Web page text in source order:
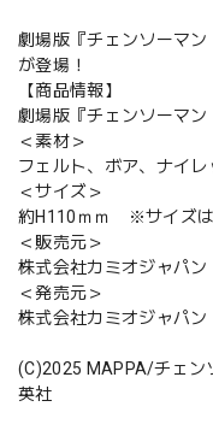
劇場版『チェンソーマ
が登場！
【商品情報】
劇場版『チェンソーマ
＜素材＞
フェルト、ボア、ナイレ
＜サイズ＞
約H110ｍｍ ※サイズは
＜販売元＞
株式会社カミオジャパン
＜発売元＞
株式会社カミオジャパン
(C)2025 MAPPA/チェン
英社